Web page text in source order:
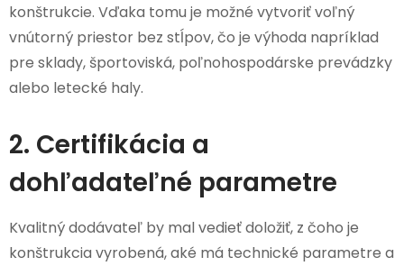
konštrukcie. Vďaka tomu je možné vytvoriť voľný
vnútorný priestor bez stĺpov, čo je výhoda napríklad
pre sklady, športoviská, poľnohospodárske prevádzky
alebo letecké haly.
2. Certifikácia a
dohľadateľné parametre
Kvalitný dodávateľ by mal vedieť doložiť, z čoho je
konštrukcia vyrobená, aké má technické parametre a